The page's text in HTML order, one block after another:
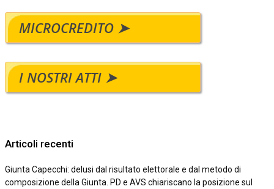
MICROCREDITO ➤
I NOSTRI ATTI ➤
Articoli recenti
Giunta Capecchi: delusi dal risultato elettorale e dal metodo di
composizione della Giunta. PD e AVS chiariscano la posizione sul